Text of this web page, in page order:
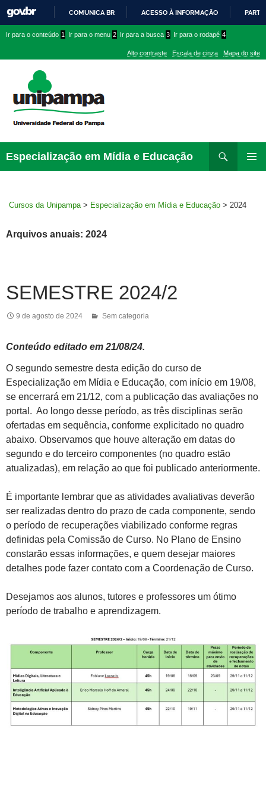
PARA
CONTEÚDO
COMUNICA BR ACESSO À INFORMAÇÃO
conteúdo
menu
superior
menu
Ir para o conteúdo 1 Ir para o menu 2 Ir para a busca 3 Ir para o rodapé 4
Alto contraste Escala de cinza Mapa do site
Especialização em Mídia e Educação
Cursos da Unipampa > Especialização em Mídia e Educação > 2024
Arquivos anuais: 2024
SEMESTRE 2024/2
9 de agosto de 2024 Sem categoria
Conteúdo editado em 21/08/24.
O segundo semestre desta edição do curso de
Especialização em Mídia e Educação, com início em 19/08,
se encerrará em 21/12, com a publicação das avaliações no
portal. Ao longo desse período, as três disciplinas serão
ofertadas em sequência, conforme explicitado no quadro
abaixo. Observamos que houve alteração em datas do
segundo e do terceiro componentes (no quadro estão
atualizadas), em relação ao que foi publicado anteriormente.
É importante lembrar que as atividades avaliativas deverão
ser realizadas dentro do prazo de cada componente, sendo
o período de recuperações viabilizado conforme regras
definidas pela Comissão de Curso. No Plano de Ensino
constarão essas informações, e quem desejar maiores
detalhes pode fazer contato com a Coordenação de Curso.
Desejamos aos alunos, tutores e professores um ótimo
período de trabalho e aprendizagem.